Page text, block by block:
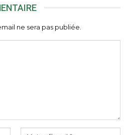
ne sera pas publiée.